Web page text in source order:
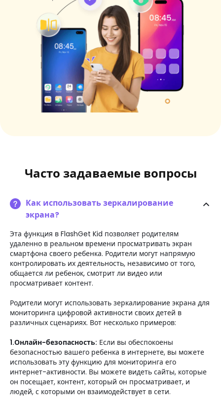
Часто задаваемые вопросы
Как использовать зеркалирование
экрана?
Эта функция в FlashGet Kid позволяет родителям
удаленно в реальном времени просматривать экран
смартфона своего ребенка. Родители могут напрямую
контролировать их деятельность, независимо от того,
общается ли ребенок, смотрит ли видео или
просматривает контент.
Родители могут использовать зеркалирование экрана для
мониторинга цифровой активности своих детей в
различных сценариях. Вот несколько примеров:
1.Онлайн-безопасность: Если вы обеспокоены
безопасностью вашего ребенка в интернете, вы можете
использовать эту функцию для мониторинга его
интернет-активности. Вы можете видеть сайты, которые
он посещает, контент, который он просматривает, и
людей, с которыми он взаимодействует в сети.